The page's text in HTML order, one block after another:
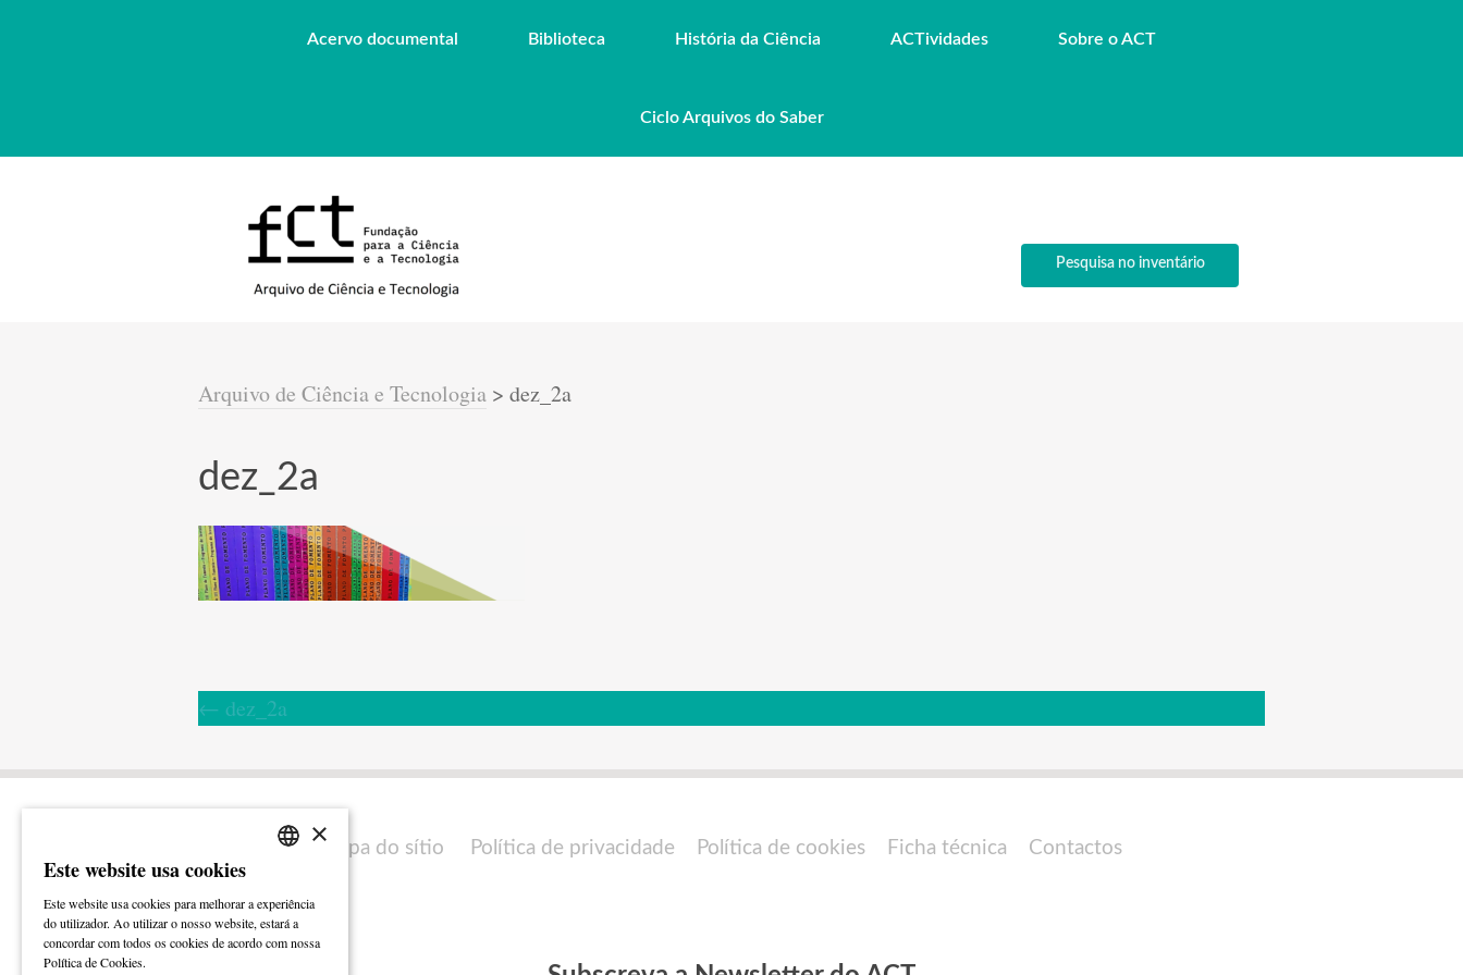
Acervo documental Biblioteca História da Ciência ACTividades Sobre o ACT
Ciclo Arquivos do Saber
Pesquisa no inventário
Arquivo de Ciência e Tecnologia > dez_2a
dez_2a
← dez_2a
Mapa do sítio Política de privacidade Política de cookies Ficha técnica Contactos
ENGLISH
×
Este website usa cookies
Este website usa cookies para melhorar a experiência
do utilizador. Ao utilizar o nosso website, estará a
concordar com todos os cookies de acordo com nossa
Política de Cookies.